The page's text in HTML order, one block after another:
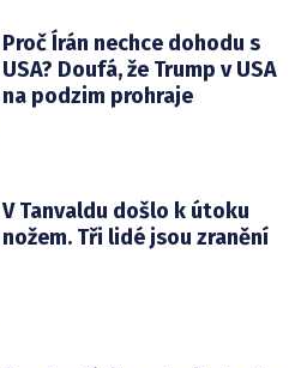
Proč Írán nechce dohodu s
USA? Doufá, že Trump v USA
na podzim prohraje
V Tanvaldu došlo k útoku
nožem. Tři lidé jsou zranění